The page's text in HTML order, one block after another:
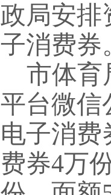
政局安排
子消费券
市体育
平台微信
电子消费
费券4万